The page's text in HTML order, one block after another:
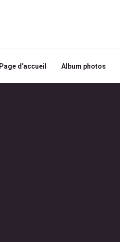
Page d'accueil Album photos